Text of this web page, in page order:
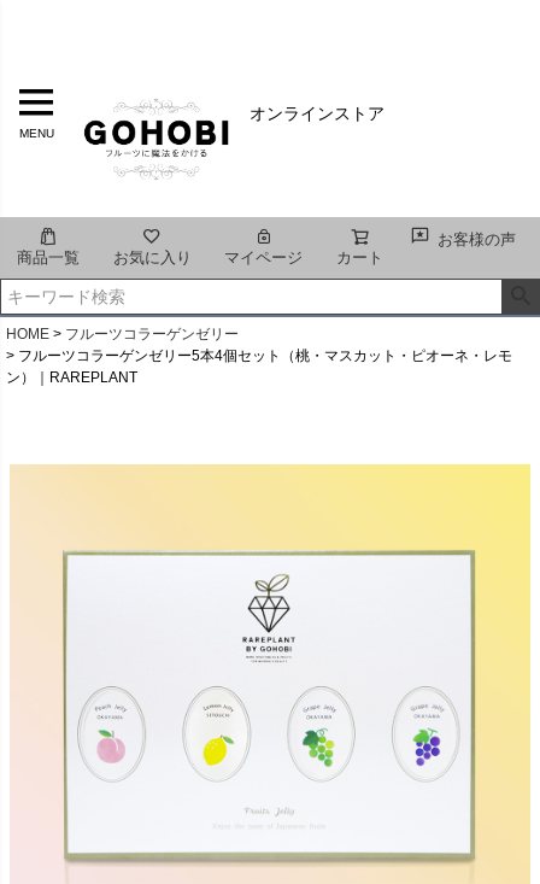
オンラインストア
MENU
商品一覧 お気に入り マイページ カート
お客様の声
HOME
フルーツコラーゲンゼリー
フルーツコラーゲンゼリー5本4個セット（桃・マスカット・ピオーネ・レモ
ン）｜RAREPLANT